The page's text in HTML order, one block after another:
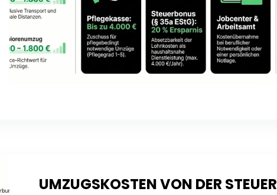
UMZUGSKOSTEN VON DER STEUER